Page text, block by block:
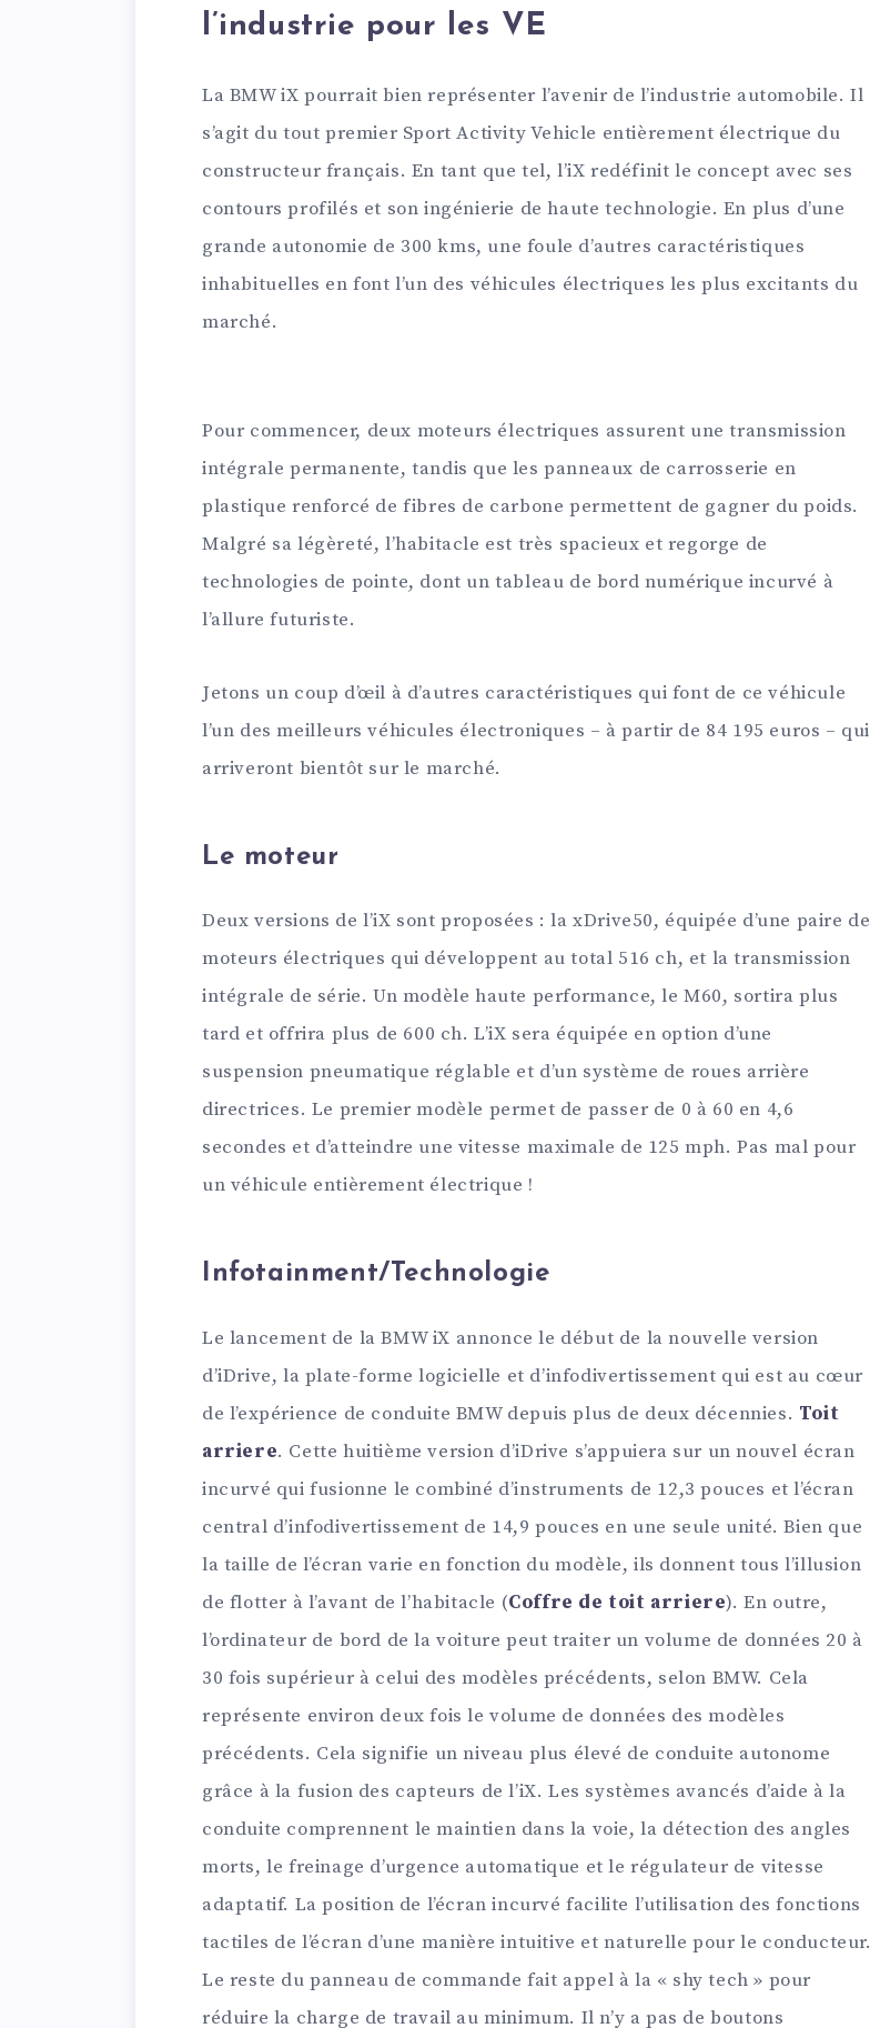
l’industrie pour les VE
La BMW iX pourrait bien représenter l’avenir de l’industrie automobile. Il
s’agit du tout premier Sport Activity Vehicle entièrement électrique du
constructeur français. En tant que tel, l’iX redéfinit le concept avec ses
contours profilés et son ingénierie de haute technologie. En plus d’une
grande autonomie de 300 kms, une foule d’autres caractéristiques
inhabituelles en font l’un des véhicules électriques les plus excitants du
marché.
Pour commencer, deux moteurs électriques assurent une transmission
intégrale permanente, tandis que les panneaux de carrosserie en
plastique renforcé de fibres de carbone permettent de gagner du poids.
Malgré sa légèreté, l’habitacle est très spacieux et regorge de
technologies de pointe, dont un tableau de bord numérique incurvé à
l’allure futuriste.
Jetons un coup d’œil à d’autres caractéristiques qui font de ce véhicule
l’un des meilleurs véhicules électroniques – à partir de 84 195 euros – qui
arriveront bientôt sur le marché.
Le moteur
Deux versions de l’iX sont proposées : la xDrive50, équipée d’une paire de
moteurs électriques qui développent au total 516 ch, et la transmission
intégrale de série. Un modèle haute performance, le M60, sortira plus
tard et offrira plus de 600 ch. L’iX sera équipée en option d’une
suspension pneumatique réglable et d’un système de roues arrière
directrices. Le premier modèle permet de passer de 0 à 60 en 4,6
secondes et d’atteindre une vitesse maximale de 125 mph. Pas mal pour
un véhicule entièrement électrique !
Infotainment/Technologie
Le lancement de la BMW iX annonce le début de la nouvelle version
d’iDrive, la plate-forme logicielle et d’infodivertissement qui est au cœur
de l’expérience de conduite BMW depuis plus de deux décennies. Toit
arriere. Cette huitième version d’iDrive s’appuiera sur un nouvel écran
incurvé qui fusionne le combiné d’instruments de 12,3 pouces et l’écran
central d’infodivertissement de 14,9 pouces en une seule unité. Bien que
la taille de l’écran varie en fonction du modèle, ils donnent tous l’illusion
de flotter à l’avant de l’habitacle (Coffre de toit arriere). En outre,
l’ordinateur de bord de la voiture peut traiter un volume de données 20 à
30 fois supérieur à celui des modèles précédents, selon BMW. Cela
représente environ deux fois le volume de données des modèles
précédents. Cela signifie un niveau plus élevé de conduite autonome
grâce à la fusion des capteurs de l’iX. Les systèmes avancés d’aide à la
conduite comprennent le maintien dans la voie, la détection des angles
morts, le freinage d’urgence automatique et le régulateur de vitesse
adaptatif. La position de l’écran incurvé facilite l’utilisation des fonctions
tactiles de l’écran d’une manière intuitive et naturelle pour le conducteur.
Le reste du panneau de commande fait appel à la « shy tech » pour
réduire la charge de travail au minimum. Il n’y a pas de boutons